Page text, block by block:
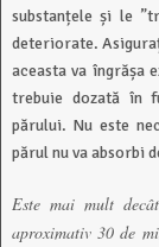
substanțele și le
deteriorate.
aceasta va îngrășa
trebuie dozată în
părului. Nu este
părul nu va absorbi
Este mai mult
aproximativ 30 de